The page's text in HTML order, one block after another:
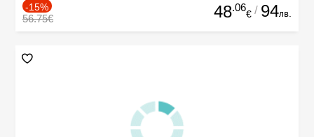
-15%
56.75€ 48.06
€ / 94лв.